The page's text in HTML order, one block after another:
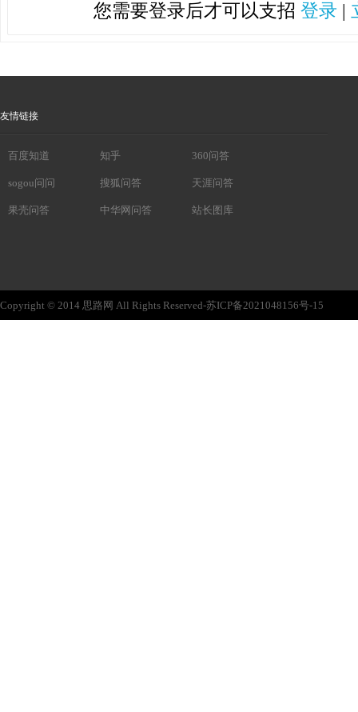
您需要登录后才可以支招 登录 |
友情链接
百度知道 知乎 360问答
sogou问问 搜狐问答 天涯问答
果壳问答 中华网问答 站长图库
Copyright © 2014 思路网 All Rights Reserved-苏ICP备2021048156号-15